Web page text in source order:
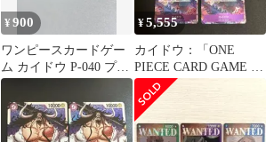
¥900
ワンピースカードゲー
ム カイドウ P-040 プロ
モカード
¥5,555
カイドウ：「ONE
PIECE CARD GAME 1st
ANNIVERSA…